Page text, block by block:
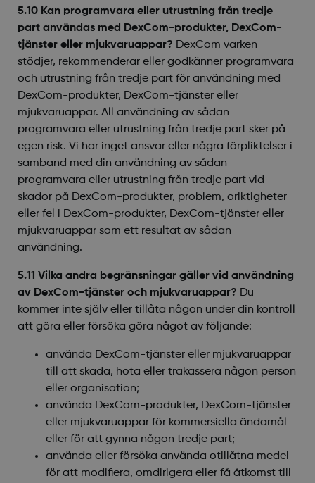
5.10 Kan programvara eller utrustning från tredje
part användas med DexCom-produkter, DexCom-
tjänster eller mjukvaruappar? DexCom varken
stödjer, rekommenderar eller godkänner programvara
och utrustning från tredje part för användning med
DexCom-produkter, DexCom-tjänster eller
mjukvaruappar. All användning av sådan
programvara eller utrustning från tredje part sker på
egen risk. Vi har inget ansvar eller några förpliktelser i
samband med din användning av sådan
programvara eller utrustning från tredje part vid
skador på DexCom-produkter, problem, oriktigheter
eller fel i DexCom-produkter, DexCom-tjänster eller
mjukvaruappar som ett resultat av sådan
användning.
5.11 Vilka andra begränsningar gäller vid användning
av DexCom-tjänster och mjukvaruappar? Du
kommer inte själv eller tillåta någon under din kontroll
att göra eller försöka göra något av följande:
använda DexCom-tjänster eller mjukvaruappar
till att skada, hota eller trakassera någon person
eller organisation;
använda DexCom-produkter, DexCom-tjänster
eller mjukvaruappar för kommersiella ändamål
eller för att gynna någon tredje part;
använda eller försöka använda otillåtna medel
för att modifiera, omdirigera eller få åtkomst till